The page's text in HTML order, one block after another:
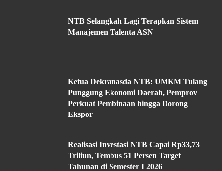
NTB Selangkah Lagi Terapkan Sistem
Manajemen Talenta ASN
Ketua Dekranasda NTB: UMKM Tulang
Punggung Ekonomi Daerah, Pemprov
Perkuat Pembinaan hingga Dorong
Ekspor
Realisasi Investasi NTB Capai Rp33,73
Triliun, Tembus 51 Persen Target
Tahunan di Semester I 2026